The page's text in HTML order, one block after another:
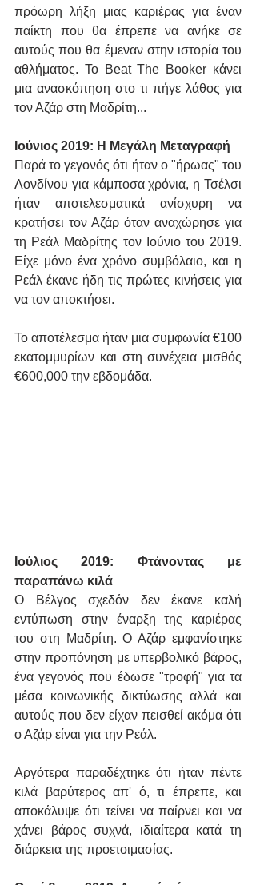
πρόωρη λήξη μιας καριέρας για έναν
παίκτη που θα έπρεπε να ανήκε σε
αυτούς που θα έμεναν στην ιστορία του
αθλήματος. Το Beat The Booker κάνει
μια ανασκόπηση στο τι πήγε λάθος για
τον Αζάρ στη Μαδρίτη...
Ιούνιος 2019: Η Μεγάλη Μεταγραφή
Παρά το γεγονός ότι ήταν ο "ήρωας" του
Λονδίνου για κάμποσα χρόνια, η Τσέλσι
ήταν αποτελεσματικά ανίσχυρη να
κρατήσει τον Αζάρ όταν αναχώρησε για
τη Ρεάλ Μαδρίτης τον Ιούνιο του 2019.
Είχε μόνο ένα χρόνο συμβόλαιο, και η
Ρεάλ έκανε ήδη τις πρώτες κινήσεις για
να τον αποκτήσει.
Το αποτέλεσμα ήταν μια συμφωνία €100
εκατομμυρίων και στη συνέχεια μισθός
€600,000 την εβδομάδα.
Ιούλιος 2019: Φτάνοντας με
παραπάνω κιλά
Ο Βέλγος σχεδόν δεν έκανε καλή
εντύπωση στην έναρξη της καριέρας
του στη Μαδρίτη. Ο Αζάρ εμφανίστηκε
στην προπόνηση με υπερβολικό βάρος,
ένα γεγονός που έδωσε "τροφή" για τα
μέσα κοινωνικής δικτύωσης αλλά και
αυτούς που δεν είχαν πεισθεί ακόμα ότι
ο Αζάρ είναι για την Ρεάλ.
Αργότερα παραδέχτηκε ότι ήταν πέντε
κιλά βαρύτερος απ' ό, τι έπρεπε, και
αποκάλυψε ότι τείνει να παίρνει και να
χάνει βάρος συχνά, ιδιαίτερα κατά τη
διάρκεια της προετοιμασίας.